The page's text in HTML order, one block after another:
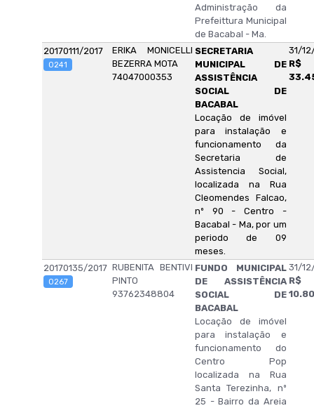
Administração da
Prefeittura Municipal
de Bacabal - Ma.
20170111/2017
0241
ERIKA MONICELLI
BEZERRA MOTA
74047000353
SECRETARIA
MUNICIPAL DE
ASSISTÊNCIA
SOCIAL DE
BACABAL
Locação de imóvel
para instalação e
funcionamento da
Secretaria de
Assistencia Social,
localizada na Rua
Cleomendes Falcao,
nº 90 - Centro -
Bacabal - Ma, por um
periodo de 09
meses.
31/
R$
20170135/2017
0267
RUBENITA BENTIVI
PINTO
93762348804
FUNDO MUNICIPAL
DE ASSISTÊNCIA
SOCIAL DE
BACABAL
Locação de imóvel
para instalação e
funcionamento do
Centro Pop
localizada na Rua
Santa Terezinha, nº
25 - Bairro da Areia
31/
R$